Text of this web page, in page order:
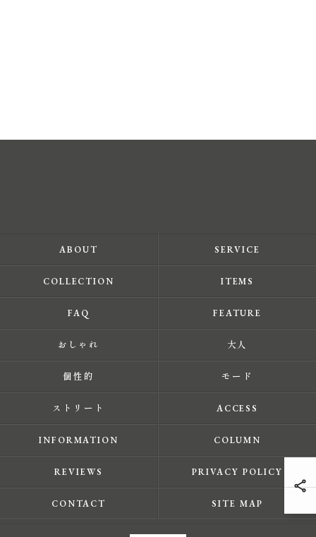
ABOUT SERVICE
COLLECTION ITEMS
FAQ FEATURE
おしゃれ 大人
個性的 モード
ストリート ACCESS
INFORMATION COLUMN
REVIEWS PRIVACY POLICY
CONTACT SITE MAP